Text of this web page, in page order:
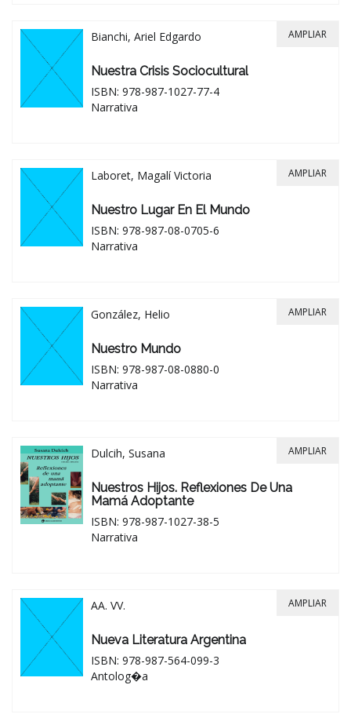
Bianchi, Ariel Edgardo
Nuestra Crisis Sociocultural
ISBN: 978-987-1027-77-4
Narrativa
AMPLIAR
Laboret, Magalí Victoria
Nuestro Lugar En El Mundo
ISBN: 978-987-08-0705-6
Narrativa
AMPLIAR
González, Helio
Nuestro Mundo
ISBN: 978-987-08-0880-0
Narrativa
AMPLIAR
Dulcih, Susana
Nuestros Hijos. Reflexiones De Una
Mamá Adoptante
ISBN: 978-987-1027-38-5
Narrativa
AMPLIAR
AA. VV.
Nueva Literatura Argentina
ISBN: 978-987-564-099-3
Antolog�a
AMPLIAR